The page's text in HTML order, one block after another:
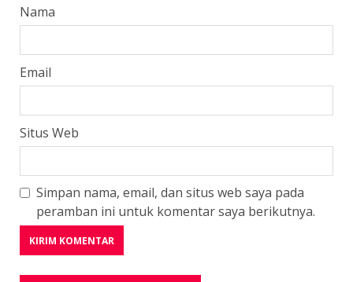
Nama
Email
Situs Web
Simpan nama, email, dan situs web saya pada
peramban ini untuk komentar saya berikutnya.